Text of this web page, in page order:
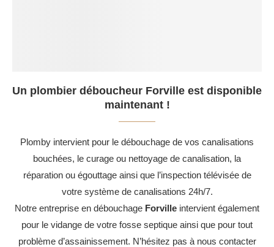
Un plombier déboucheur Forville est disponible
maintenant !
Plomby intervient pour le débouchage de vos canalisations
bouchées, le curage ou nettoyage de canalisation, la
réparation ou égouttage ainsi que l’inspection télévisée de
votre système de canalisations 24h/7.
Notre entreprise en débouchage Forville intervient également
pour le vidange de votre fosse septique ainsi que pour tout
problème d’assainissement. N’hésitez pas à nous contacter